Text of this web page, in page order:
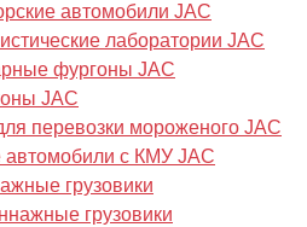
автомобили JAC
лаборатории JAC
фургоны JAC
JAC
перевозки мороженого JAC
автомобили с КМУ JAC
грузовики
грузовики